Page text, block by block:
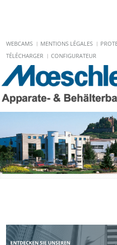
WEBCAMS MENTIONS LÉGALES
TÉLÉCHARGER
CONFIGURATEUR